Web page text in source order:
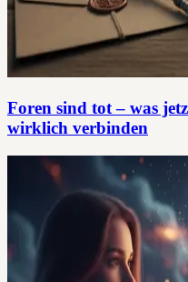
Foren sind tot – was
wirklich verbinden